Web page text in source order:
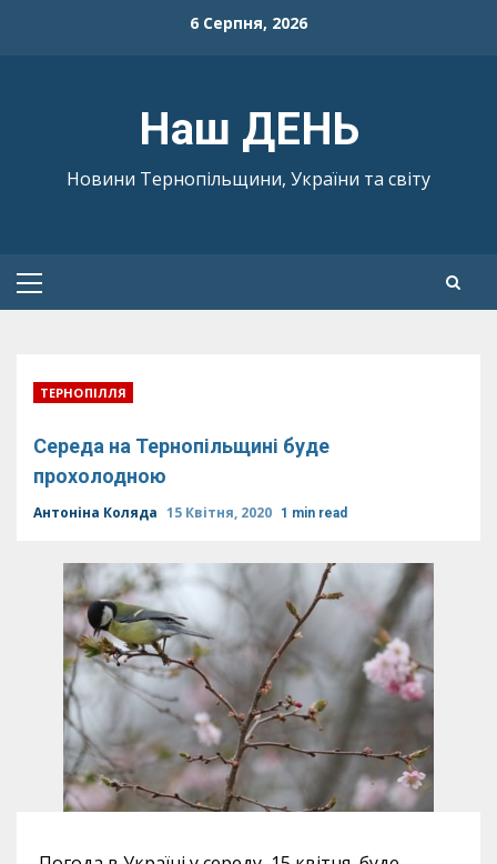
6 Серпня, 2026
Наш ДЕНЬ
Новини Тернопільщини, України та світу
Primary
ТЕРНОПІЛЛЯ
Середа на Тернопільщині буде
прохолодною
Антоніна Коляда 15 Квітня, 2020 1 min read